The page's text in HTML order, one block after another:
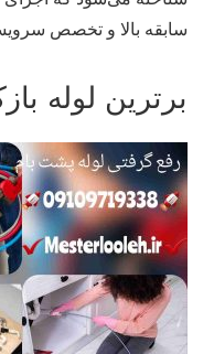
سابقه بالا و تخصص
برترین لوله بازکن 350